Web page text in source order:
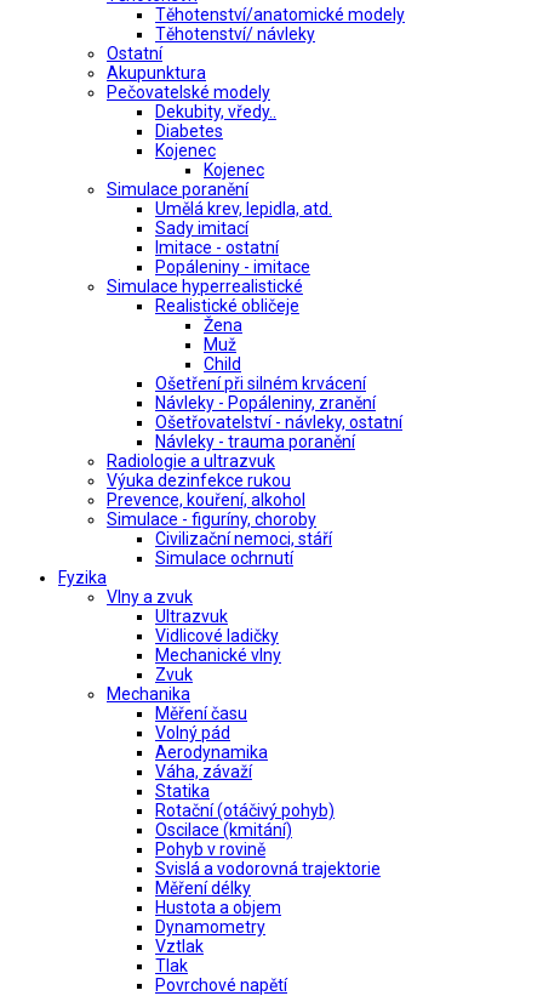
Těhotenství/anatomické modely
Těhotenství/ návleky
Ostatní
Akupunktura
Pečovatelské modely
Dekubity, vředy..
Diabetes
Kojenec
Kojenec
Simulace poranění
Umělá krev, lepidla, atd.
Sady imitací
Imitace - ostatní
Popáleniny - imitace
Simulace hyperrealistické
Realistické obličeje
Žena
Muž
Child
Ošetření při silném krvácení
Návleky - Popáleniny, zranění
Ošetřovatelství - návleky, ostatní
Návleky - trauma poranění
Radiologie a ultrazvuk
Výuka dezinfekce rukou
Prevence, kouření, alkohol
Simulace - figuríny, choroby
Civilizační nemoci, stáří
Simulace ochrnutí
Fyzika
Vlny a zvuk
Ultrazvuk
Vidlicové ladičky
Mechanické vlny
Zvuk
Mechanika
Měření času
Volný pád
Aerodynamika
Váha, závaží
Statika
Rotační (otáčivý pohyb)
Oscilace (kmitání)
Pohyb v rovině
Svislá a vodorovná trajektorie
Měření délky
Hustota a objem
Dynamometry
Vztlak
Tlak
Povrchové napětí